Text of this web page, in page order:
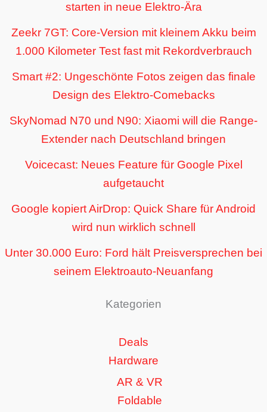
starten in neue Elektro-Ära
Zeekr 7GT: Core-Version mit kleinem Akku beim
1.000 Kilometer Test fast mit Rekordverbrauch
Smart #2: Ungeschönte Fotos zeigen das finale
Design des Elektro-Comebacks
SkyNomad N70 und N90: Xiaomi will die Range-
Extender nach Deutschland bringen
Voicecast: Neues Feature für Google Pixel
aufgetaucht
Google kopiert AirDrop: Quick Share für Android
wird nun wirklich schnell
Unter 30.000 Euro: Ford hält Preisversprechen bei
seinem Elektroauto-Neuanfang
Kategorien
Deals
Hardware
AR & VR
Foldable